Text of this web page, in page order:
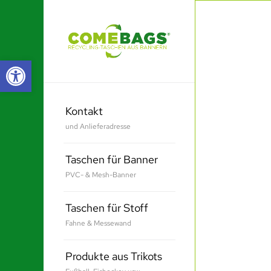
Werkzeugleiste öffnen
Kontakt
und Anlieferadresse
Taschen für Banner
PVC- & Mesh-Banner
Taschen für Stoff
Fahne & Messewand
Produkte aus Trikots